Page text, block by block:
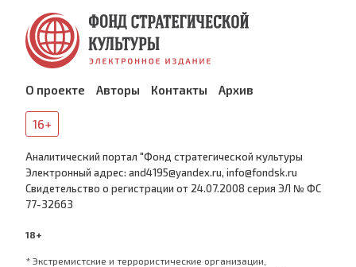
О проекте Авторы Контакты Архив
16+
Аналитический портал "Фонд стратегической культуры
Электронный адрес: and4195@yandex.ru, info@fondsk.ru
Cвидетельство о регистрации от 24.07.2008 серия ЭЛ № ФС
77-32663
18+
* Экстремистские и террористические организации,